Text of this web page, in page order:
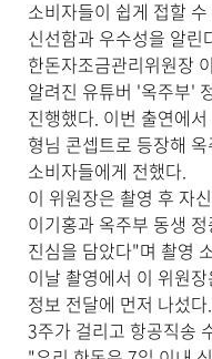
소비자들이 쉽게 접할
신선함과 우수성을 알린
한돈자조금관리위원장
알려진 유튜버 '옥주부'
진행했다. 이번 출연에
형님 콘셉트로 등장해
소비자들에게 전했다.
이 위원장은 촬영 후 자
이기홍과 옥주부 동생
진심을 담았다"며 촬영
이날 촬영에서 이 위원
정보 전달에 먼저 나섰
3주가 걸리고 항공직송